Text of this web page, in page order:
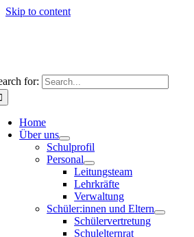
Skip to content
for:
Home
Über uns
Schulprofil
Personal
Leitungsteam
Lehrkräfte
Verwaltung
Schüler:innen und Eltern
Schülervertretung
Schulelternrat